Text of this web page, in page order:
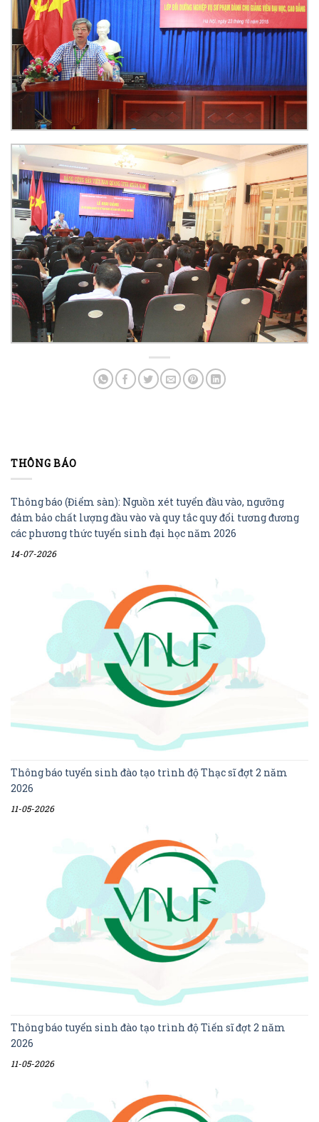
THÔNG BÁO
Thông báo (Điểm sàn): Nguồn xét tuyển đầu vào, ngưỡng
đảm bảo chất lượng đầu vào và quy tắc quy đổi tương đương
các phương thức tuyển sinh đại học năm 2026
14-07-2026
Thông báo tuyển sinh đào tạo trình độ Thạc sĩ đợt 2 năm
2026
11-05-2026
Thông báo tuyển sinh đào tạo trình độ Tiến sĩ đợt 2 năm
2026
11-05-2026